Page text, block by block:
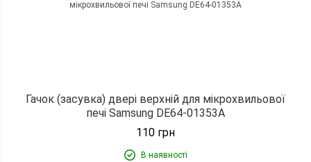
Гачок (засувка) двері верхній для мікрохвильової
печі Samsung DE64-01353A
110 грн
В наявності